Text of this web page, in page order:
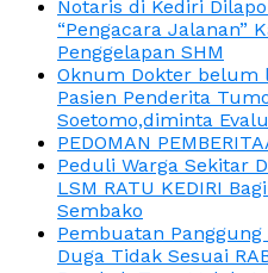
Notaris di Kediri
“Pengacara Jalanan”
Penggelapan SHM
Oknum Dokter belum
Pasien Penderita
Soetomo,diminta
PEDOMAN
Peduli Warga Sekitar
LSM RATU KEDIRI
Sembako
Pembuatan
Duga Tidak Sesuai